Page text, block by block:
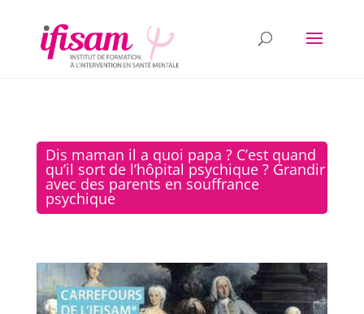
Dis maman il a quoi papa ? C’est quand
qu’il sort de l’hôpital psychique ? Grandir
avec des parents en souffrance
psychique